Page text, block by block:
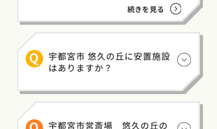
続きを見る
Q
宇都宮市 悠久の丘に安置施設
はありますか？
宇都宮市営斎場 悠久の丘の